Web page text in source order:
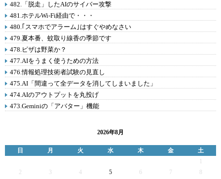
482.「脱走」したAIのサイバー攻撃
481.ホテルWi-Fi経由で・・・
480.｢スマホでアラーム｣はすぐやめなさい
479.夏本番、蚊取り線香の季節です
478.ピザは野菜か？
477.AIをうまく使うための方法
476.情報処理技術者試験の見直し
475.AI「間違って全データを消してしまいました」
474.AIのアウトプットを丸投げ
473.Geminiの「アバター」機能
2026年8月
日 月 火 水 木 金
土
2
3 4 5 6 7